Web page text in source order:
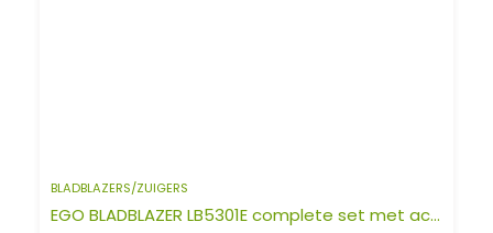
BLADBLAZERS/ZUIGERS
EGO BLADBLAZER LB5301E complete set met accu en lader